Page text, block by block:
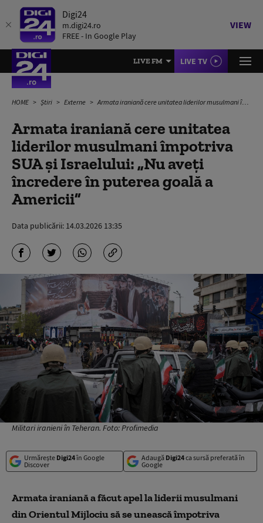
Digi24
m.digi24.ro
FREE - In Google Play
VIEW
LIVE FM LIVE TV
HOME Știri Externe Armata iraniană cere unitatea liderilor musulmani împotriva SUA și Israelului: „Nu aveți încredere în puterea goală a Americii”
Armata iraniană cere unitatea
liderilor musulmani împotriva
SUA și Israelului: „Nu aveți
încredere în puterea goală a
Americii”
Data publicării: 14.03.2026 13:35
Militari iranieni în Teheran. Foto: Profimedia
Urmărește Digi24în Google
Discover
Adaugă Digi24ca sursă preferată în
Google
Armata iraniană a făcut apel la liderii musulmani
din Orientul Mijlociu să se unească împotriva